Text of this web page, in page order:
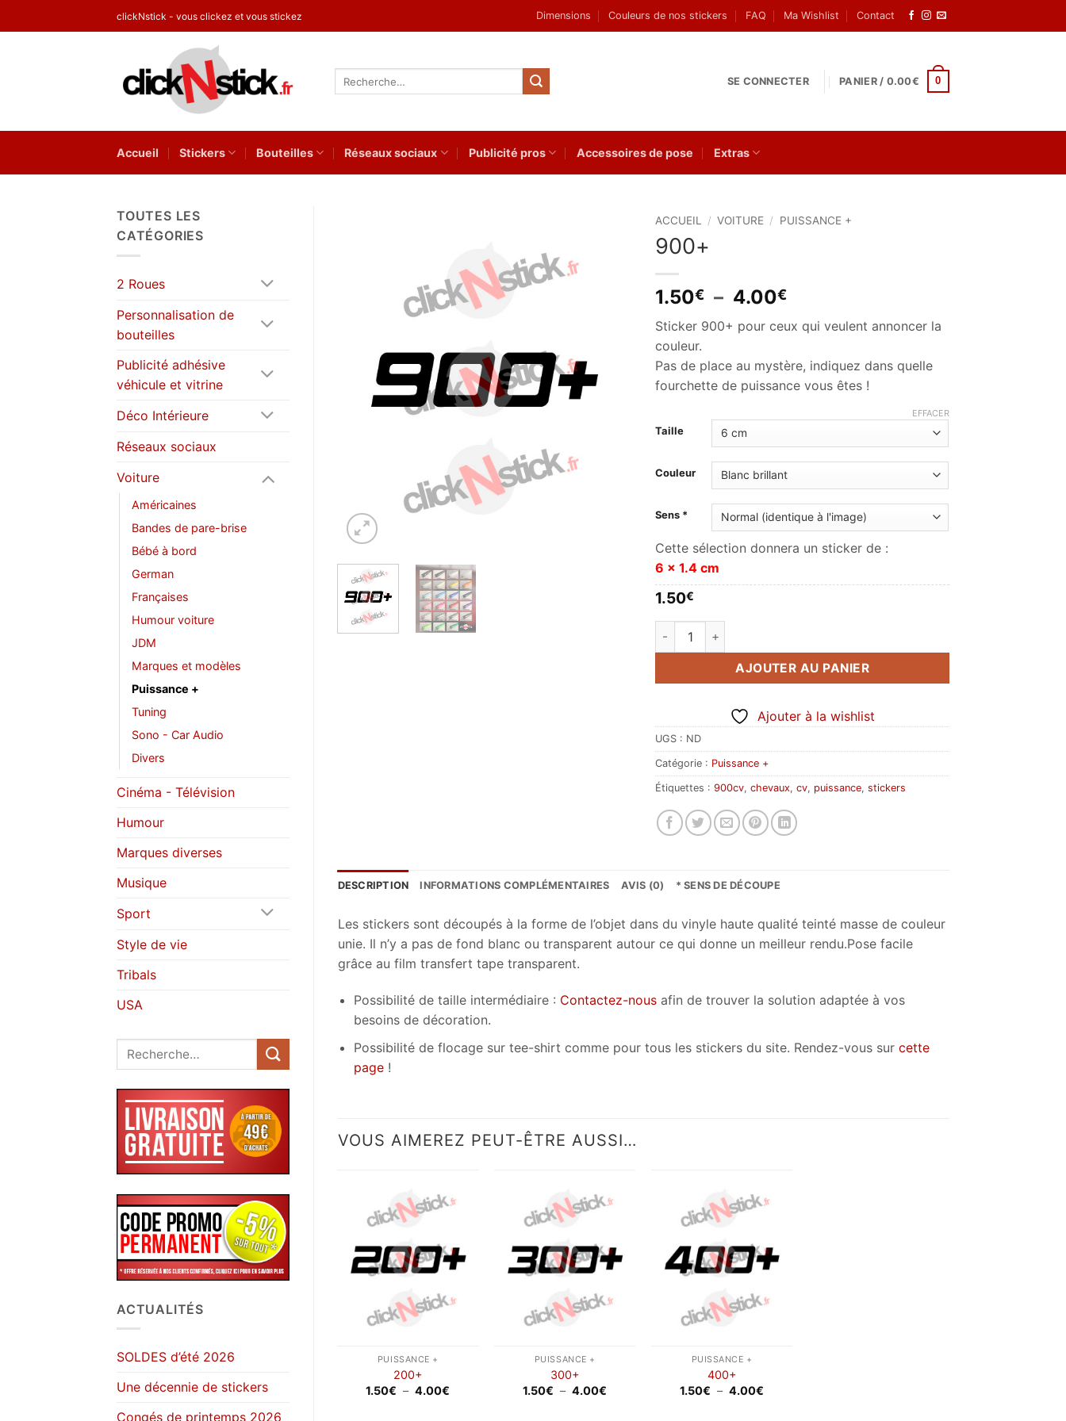
au
clickNstick - vous clickez et vous stickez Dimensions Couleurs de nos stickers FAQ Ma Wishlist Contact
SE CONNECTER PANIER / 0.00€ 0
Accueil Stickers Bouteilles Réseaux sociaux Publicité pros Accessoires de pose Extras
TOUTES LES
CATÉGORIES
2 Roues
Personnalisation de
bouteilles
Publicité adhésive
véhicule et vitrine
Déco Intérieure
Réseaux sociaux
Voiture
Américaines
Bandes de pare-brise
Bébé à bord
German
Françaises
Humour voiture
JDM
Marques et modèles
Puissance +
Tuning
Sono - Car Audio
Divers
Cinéma - Télévision
Humour
Marques diverses
Musique
Sport
Style de vie
Tribals
USA
Recherche
ACTUALITÉS
SOLDES d’été 2026
Une décennie de stickers
Congés de printemps 2026
ACCUEIL / VOITURE / PUISSANCE +
900+
1.50€ – 4.00€Plage
prix :
à
4.00€
Sticker 900+ pour ceux qui veulent annoncer la
couleur.
Pas de place au mystère, indiquez dans quelle
fourchette de puissance vous êtes !
Taille
Couleur
Sens *
EFFACER
Cette sélection donnera un sticker de :
6 x 1.4 cm
1.50€
quantité de 900+
AJOUTER AU PANIER
Ajouter à la wishlist
UGS : ND
Catégorie : Puissance +
Étiquettes :900cv,chevaux,cv, puissance,stickers
DESCRIPTION INFORMATIONS COMPLÉMENTAIRES AVIS (0) * SENS DE DÉCOUPE
Les stickers sont découpés à la forme de l’objet dans du vinyle haute qualité teinté masse de couleur
unie. Il n’y a pas de fond blanc ou transparent autour ce qui donne un meilleur rendu.Pose facile
grâce au film transfert tape transparent.
Possibilité de taille intermédiaire : Contactez-nous afin de trouver la solution adaptée à vos
besoins de décoration.
Possibilité de flocage sur tee-shirt comme pour tous les stickers du site. Rendez-vous surcette
page !
VOUS AIMEREZ PEUT-ÊTRE AUSSI…
PUISSANCE +
200+
1.50€ – 4.00€
PUISSANCE +
300+
1.50€ – 4.00€
PUISSANCE +
400+
1.50€ – 4.00€